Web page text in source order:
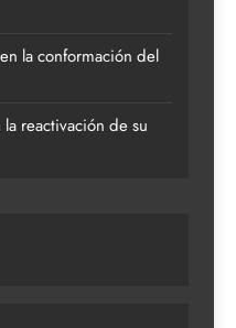
la conformación del
reactivación de su